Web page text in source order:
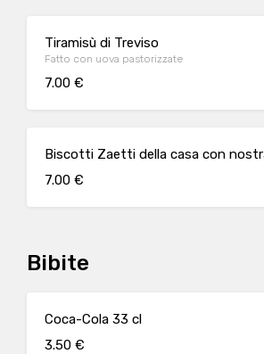
Tiramisù di Treviso
Fatto con uova pastorizzate
7.00 €
Biscotti Zaetti della casa con
7.00 €
Bibite
Coca-Cola 33 cl
3.50 €